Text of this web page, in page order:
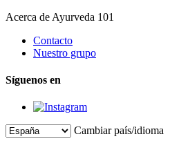
Acerca de Ayurveda 101
Contacto
Nuestro grupo
Síguenos en
Cambiar país/idioma